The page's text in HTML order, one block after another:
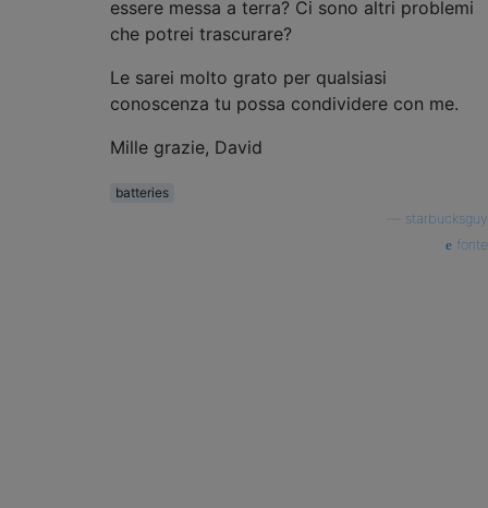
essere messa a terra? Ci sono altri problemi
che potrei trascurare?
Le sarei molto grato per qualsiasi
conoscenza tu possa condividere con me.
Mille grazie, David
batteries
starbucksguy
fonte